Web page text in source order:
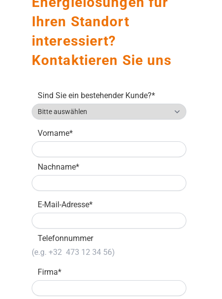
Ihren Standort
interessiert?
Kontaktieren Sie uns
Sind Sie ein bestehender Kunde?*
Vorname*
Nachname*
E-Mail-Adresse*
Telefonnummer
Firma*